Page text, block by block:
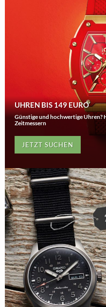
UHREN BIS 149 EURO
Günstige und hochwertige Uhren?
Zeitmessern
JETZT SUCHEN